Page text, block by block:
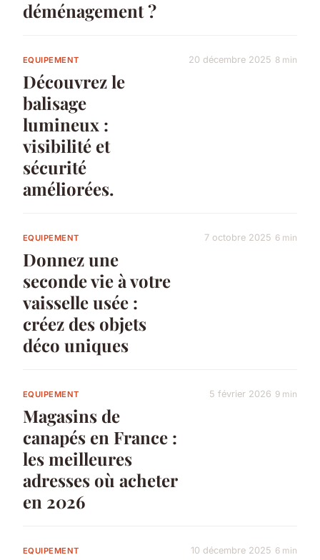
déménagement ?
EQUIPEMENT
Découvrez le
balisage
lumineux :
visibilité et
sécurité
améliorées.
20 décembre 2025 8 min
EQUIPEMENT
Donnez une
seconde vie à votre
vaisselle usée :
créez des objets
déco uniques
7 octobre 2025 6 min
EQUIPEMENT
Magasins de
canapés en France :
les meilleures
adresses où acheter
en 2026
5 février 2026 9 min
EQUIPEMENT 10 décembre 2025 6 min